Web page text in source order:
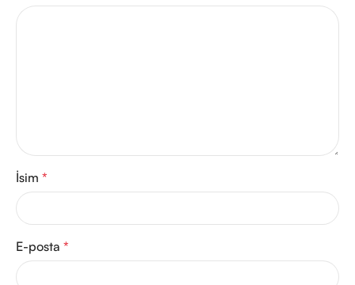
İsim *
E-posta *